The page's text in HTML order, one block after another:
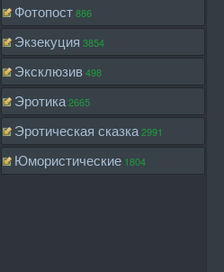
Фотопост886
Экзекуция 3854
Эксклюзив498
Эротика2665
Эротическая сказка2991
Юмористические 1804